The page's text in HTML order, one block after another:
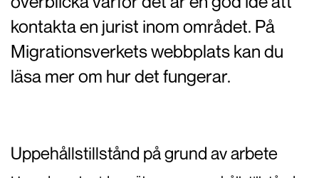
kontakta en jurist inom området. På
Migrationsverkets webbplats kan du
läsa mer om hur det fungerar.
Uppehållstillstånd på grund av arbete